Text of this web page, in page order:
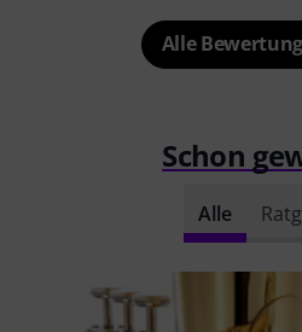
Alle
Schon
Alle